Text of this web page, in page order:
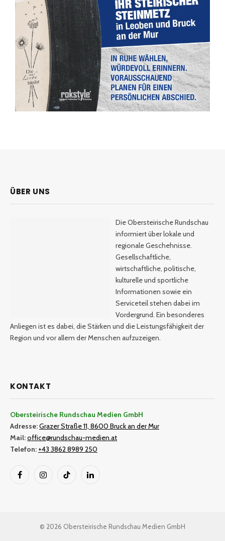
ÜBER UNS
Die Obersteirische Rundschau
informiert über lokale und
regionale Geschehnisse.
Gesellschaftliche,
wirtschaftliche, politische,
kulturelle und sportliche
Informationen sowie ein
Serviceteil stehen dabei im
Vordergrund. Ein besonderes
Anliegen ist es dabei, die Stärken und die Leistungsfähigkeit der
Region und vor allem der Menschen aufzuzeigen.
KONTAKT
Obersteirische Rundschau Medien GmbH
Adresse:Grazer Straße 11, 8600 Bruck an der Mur
Mail:office@rundschau-medien.at
Telefon: +43 3862 8989 250
FacebookInstagramTikTok LinkedIn
© 2026 Obersteirische Rundschau Medien GmbH